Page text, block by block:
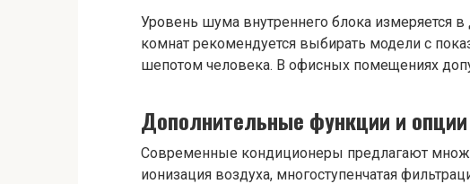
Уровень шума внутреннего блока измеряется
комнат рекомендуется выбирать модели с
шепотом человека. В офисных помещениях
Дополнительные функции и опции
Современные кондиционеры предлагают
ионизация воздуха, многоступенчатая